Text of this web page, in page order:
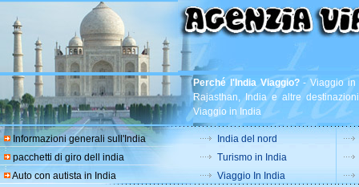
Perché l'India Viaggio?-Viaggio in
Rajasthan, India e altre
Viaggio in India
Informazioni generali sull'India
pacchetti di giro dell india
Auto con autista in India
India del nord
Turismo in India
Viaggio In India